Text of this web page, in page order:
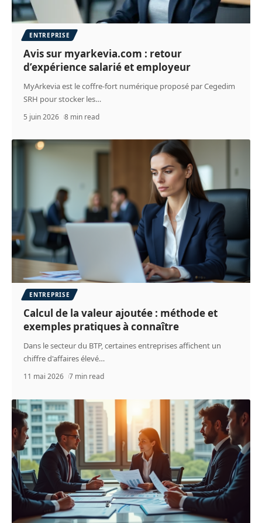
ENTREPRISE
Avis sur myarkevia.com : retour
d’expérience salarié et employeur
MyArkevia est le coffre-fort numérique proposé par Cegedim
SRH pour stocker les…
5 juin 2026 8 min read
ENTREPRISE
Calcul de la valeur ajoutée : méthode et
exemples pratiques à connaître
Dans le secteur du BTP, certaines entreprises affichent un
chiffre d'affaires élevé…
11 mai 2026 7 min read